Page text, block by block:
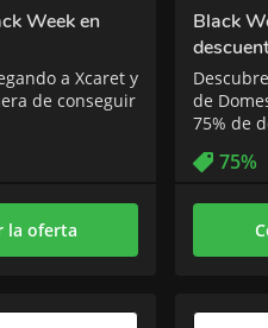
Week en
a Xcaret y
de conseguir
la oferta
Black
de
75% de
75%